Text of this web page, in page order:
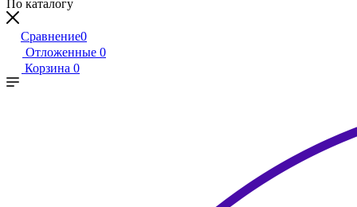
По каталогу
Сравнение0
Отложенные 0
Корзина 0